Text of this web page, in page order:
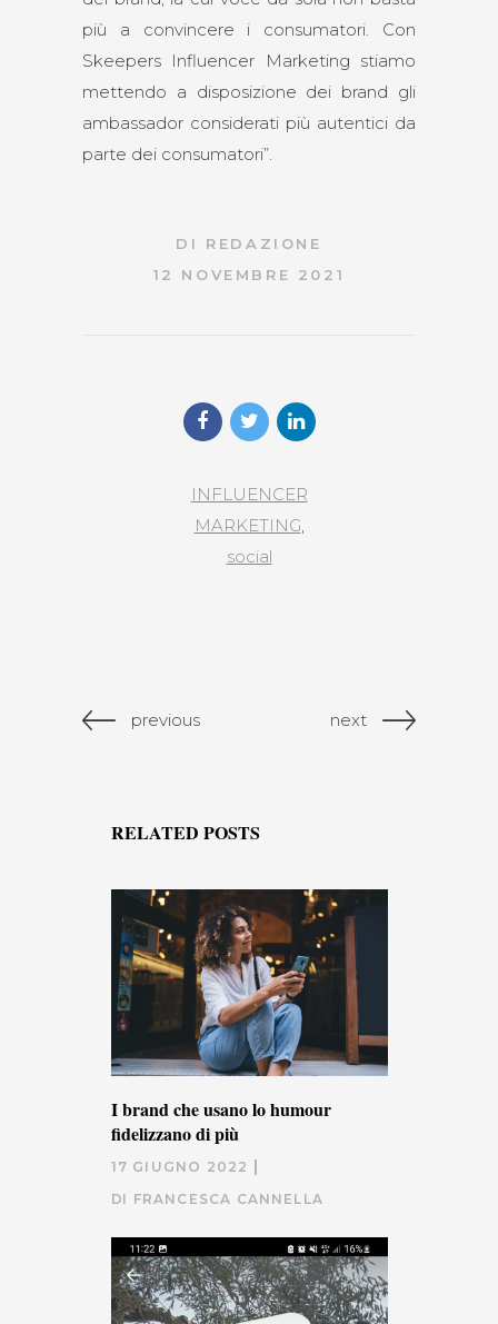
più a convincere i consumatori. Con
Skeepers Influencer Marketing stiamo
mettendo a disposizione dei brand gli
ambassador considerati più autentici da
parte dei consumatori”.
DI REDAZIONE
12 NOVEMBRE 2021
INFLUENCER
MARKETING,
social
previous next
RELATED POSTS
I brand che usano lo humour
fidelizzano di più
17 GIUGNO 2022
DI FRANCESCA CANNELLA